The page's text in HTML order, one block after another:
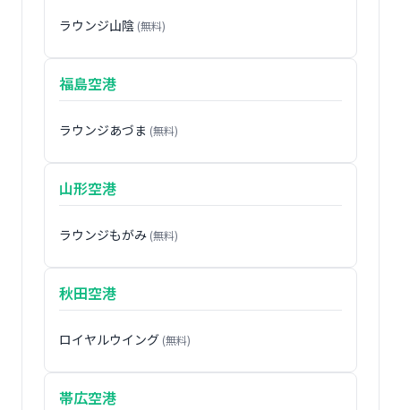
ラウンジ山陰 (無料)
福島空港
ラウンジあづま (無料)
山形空港
ラウンジもがみ (無料)
秋田空港
ロイヤルウイング (無料)
帯広空港